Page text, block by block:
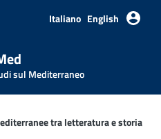
Italiano English
sul Mediterraneo
tra letteratura e storia